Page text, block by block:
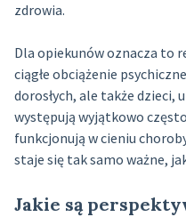
zdrowia.
Dla opiekunów oznacza to
ciągłe obciążenie
dorosłych, ale także dzieci,
występują wyjątkowo
funkcjonują w cieniu
staje się tak samo ważne,
Jakie są